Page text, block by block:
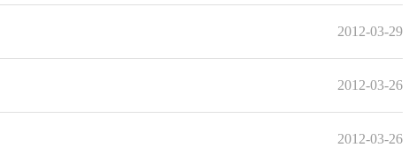
2012-03-29
2012-03-26
2012-03-26